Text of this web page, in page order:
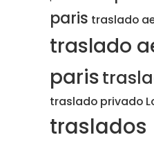
paris traslado
traslado
paris
traslado privado
traslados